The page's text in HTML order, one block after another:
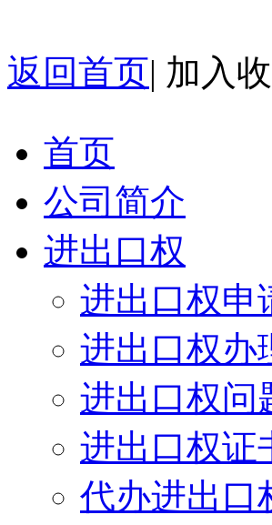
返回首页| 加入
首页
公司简介
进出口权
进出口权申
进出口权办
进出口权问
进出口权证
代办进出口